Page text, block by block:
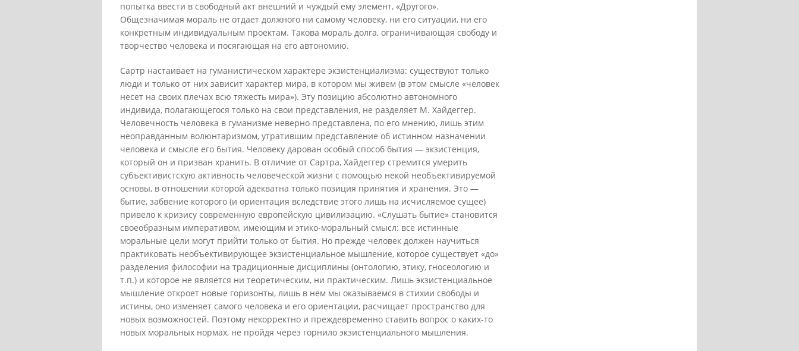
попытка ввести в свободный акт внешний и чуждый ему элемент, «Другого».
Общезначимая мораль не отдает должного ни самому человеку, ни его ситуации, ни его
конкретным индивидуальным проектам. Такова мораль долга, ограничивающая свободу и
творчество человека и посягающая на его автономию.
Сартр настаивает на гуманистическом характере экзистенциализма: существуют только
люди и только от них зависит характер мира, в котором мы живем (в этом смысле «человек
несет на своих плечах всю тяжесть мира»). Эту позицию абсолютно автономного
индивида, полагающегося только на свои представления, не разделяет М. Хайдеггер.
Человечность человека в гуманизме неверно представлена, по его мнению, лишь этим
неоправданным волюнтаризмом, утратившим представление об истинном назначении
человека и смысле его бытия. Человеку дарован особый способ бытия — экзистенция,
который он и призван хранить. В отличие от Сартра, Хайдеггер стремится умерить
субъективистскую активность человеческой жизни с помощью некой необъективируемой
основы, в отношении которой адекватна только позиция принятия и хранения. Это —
бытие, забвение которого (и ориентация вследствие этого лишь на исчисляемое сущее)
привело к кризису современную европейскую цивилизацию. «Слушать бытие» становится
своеобразным императивом, имеющим и этико-моральный смысл: все истинные
моральные цели могут прийти только от бытия. Но прежде человек должен научиться
практиковать необъективирующее экзистенциальное мышление, которое существует «до»
разделения философии на традиционные дисциплины (онтологию, этику, гносеологию и
т.п.) и которое не является ни теоретическим, ни практическим. Лишь экзистенциальное
мышление откроет новые горизонты, лишь в нем мы оказываемся в стихии свободы и
истины, оно изменяет самого человека и его ориентации, расчищает пространство для
новых возможностей. Поэтому некорректно и преждевременно ставить вопрос о каких-то
новых моральных нормах, не пройдя через горнило экзистенциального мышления.